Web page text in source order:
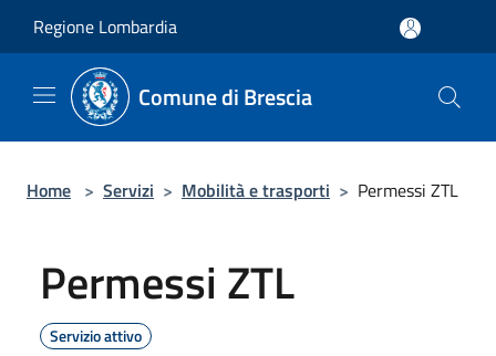
Regione Lombardia
Comune di Brescia
Home > Servizi > Mobilità e trasporti > Permessi ZTL
Permessi ZTL
Servizio attivo